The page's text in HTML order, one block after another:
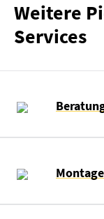
Weitere
Services